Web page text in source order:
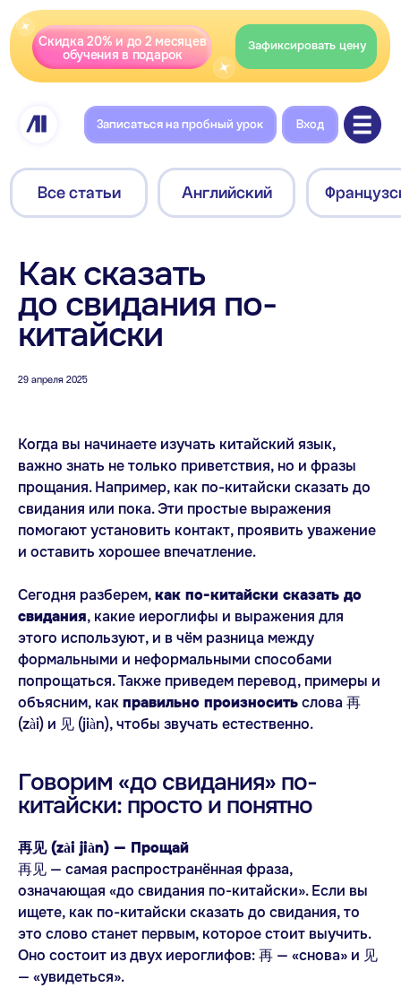
Зафиксировать цену
Скидка 20% и до 2 месяцев
обучения в подарок
Все статьи Французский Немецкий
Как сказать
до свидания по-
китайски
29 апреля 2025
Когда вы начинаете изучать китайский язык,
важно знать не только приветствия, но и фразы
прощания. Например, как по-китайски сказать до
свидания или пока. Эти простые выражения
помогают установить контакт, проявить уважение
и оставить хорошее впечатление.
Сегодня разберем,как по-китайски сказать до
свидания, какие иероглифы и выражения для
этого используют, и в чём разница между
формальными и неформальными способами
попрощаться. Также приведем перевод, примеры и
объясним, какправильно произноситьслова 再
(zài) и 见 (jiàn), чтобы звучать естественно.
Говорим «до свидания» по-
китайски: просто и понятно
再见 (zài jiàn) — Прощай
再见 — самая распространённая фраза,
означающая «до свидания по-китайски». Если вы
ищете, как по-китайски сказать до свидания, то
это слово станет первым, которое стоит выучить.
Оно состоит из двух иероглифов: 再 — «снова» и 见
— «увидеться».